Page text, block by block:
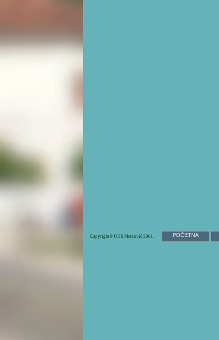
Copyright© UKS Metković 2001. POČETNA